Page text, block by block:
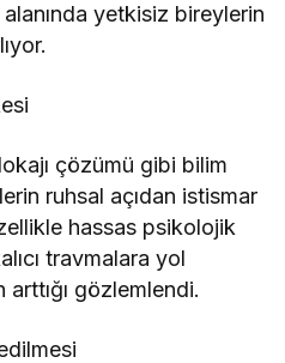
alanında yetkisiz bireylerin
çözümü gibi bilim
ruhsal açıdan istismar
hassas psikolojik
travmalara yol
arttığı gözlemlendi.